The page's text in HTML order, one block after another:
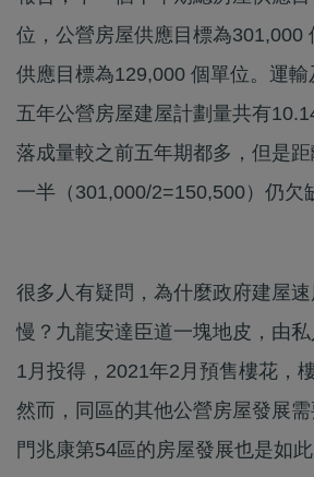
位，公營房屋供應目標為301,000
供應目標為129,000 個單位。運
五年公營房屋建屋計劃量共有
落成量較之前五年期都多，但是
一半（301,000/2=150,500）仍欠
很多人有疑問，為什麼政府建屋
慢？九龍安達臣道一塊地皮，由
1月投得，2021年2月預售樓花，
然而，同區的其他公營房屋發展
門兆康第54區的房屋發展也是如